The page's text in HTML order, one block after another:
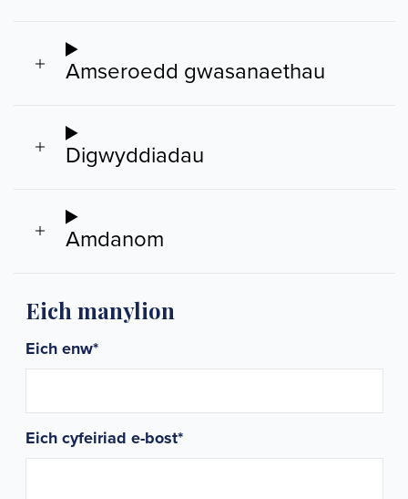
Amseroedd gwasanaethau
Digwyddiadau
Amdanom
Eich manylion
Eich enw*
Eich cyfeiriad e-bost*